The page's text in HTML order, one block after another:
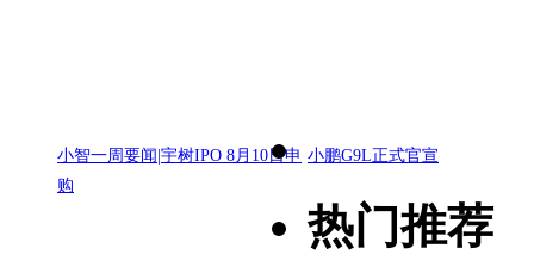
小智一周要闻|宇树IPO 8月10日申
购
小鹏G9L正式官宣
热门推荐